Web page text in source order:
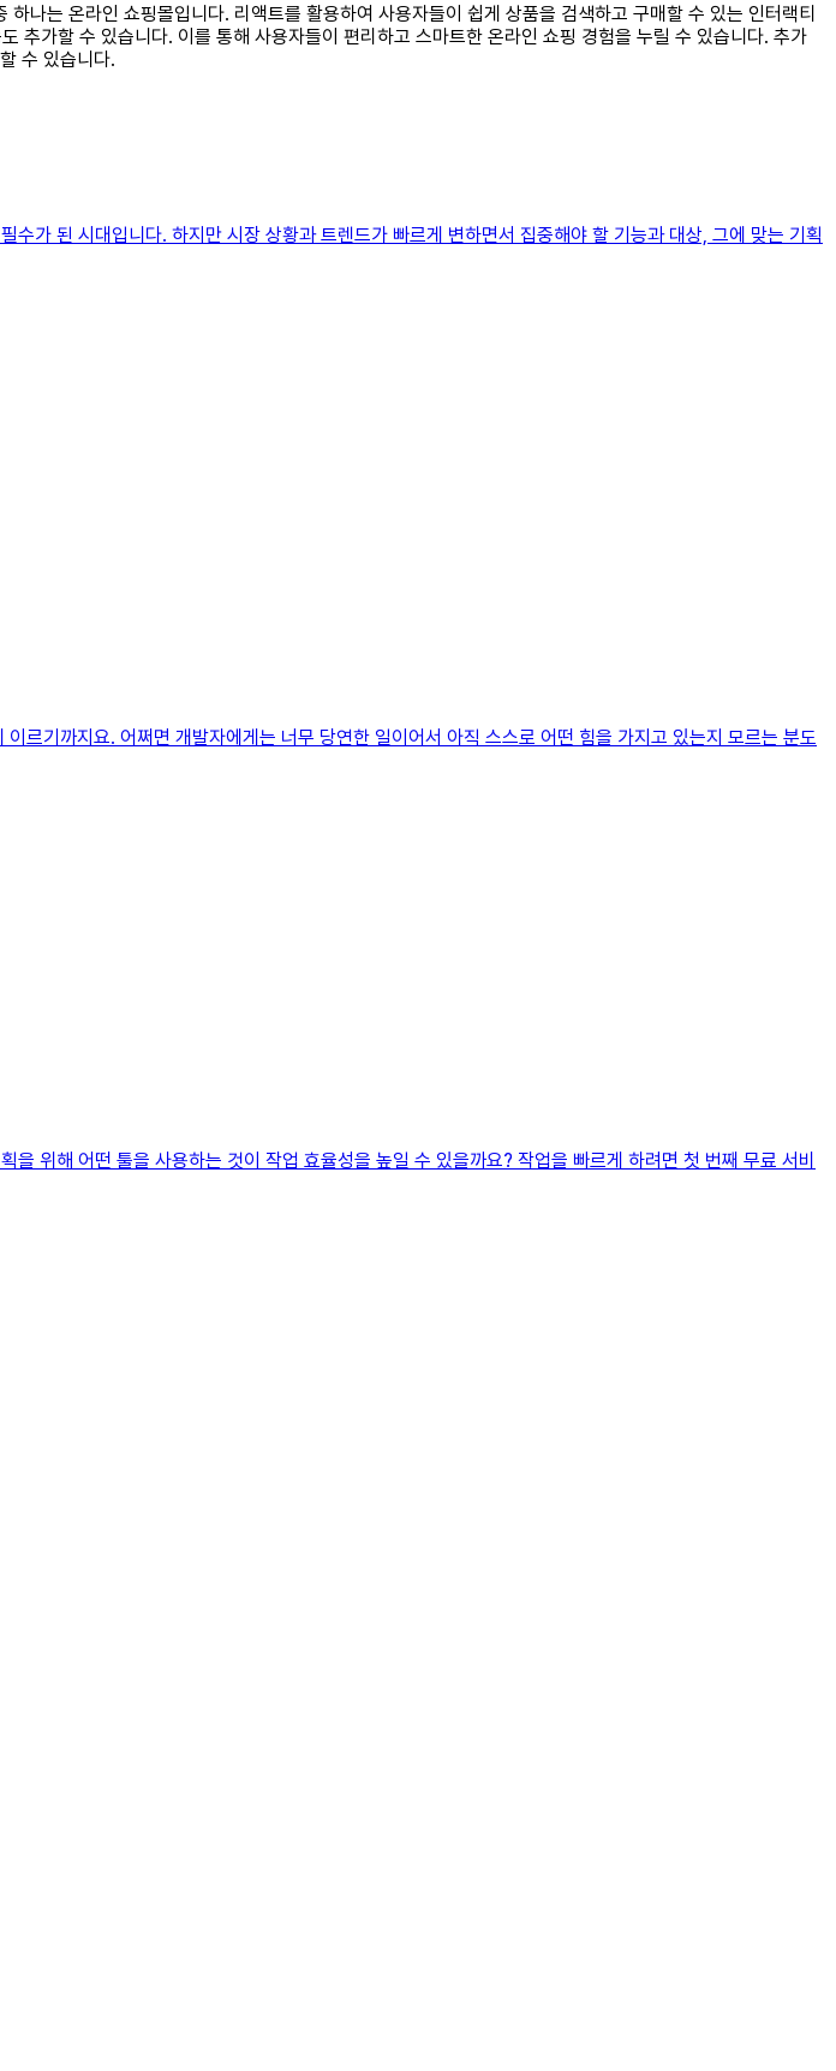
나는 온라인 쇼핑몰입니다. 리액트를 활용하여 사용자들이 쉽게 상품을 검색하고 구매할 수 있는 인터랙티
추가할 수 있습니다. 이를 통해 사용자들이 편리하고 스마트한 온라인 쇼핑 경험을 누릴 수 있습니다. 추가
수 있습니다.
가 된 시대입니다. 하지만 시장 상황과 트렌드가 빠르게 변하면서 집중해야 할 기능과 대상, 그에 맞는 기획
르기까지요. 어쩌면 개발자에게는 너무 당연한 일이어서 아직 스스로 어떤 힘을 가지고 있는지 모르는 분도
위해 어떤 툴을 사용하는 것이 작업 효율성을 높일 수 있을까요? 작업을 빠르게 하려면 첫 번째 무료 서비